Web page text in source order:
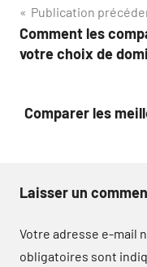
Navigation
de
Publication
Comment les
votre choix de
Comparer les
Laisser un
Votre adresse e-mail
obligatoires sont